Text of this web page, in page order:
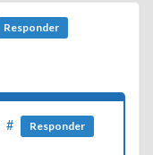
Responder
# Responder